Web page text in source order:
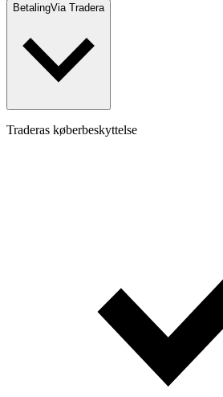
BetalingVia Tradera
Traderas køberbeskyttelse